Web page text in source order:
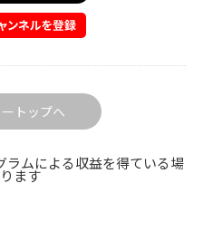
トップへ
ムによる収益を得ている場
ます